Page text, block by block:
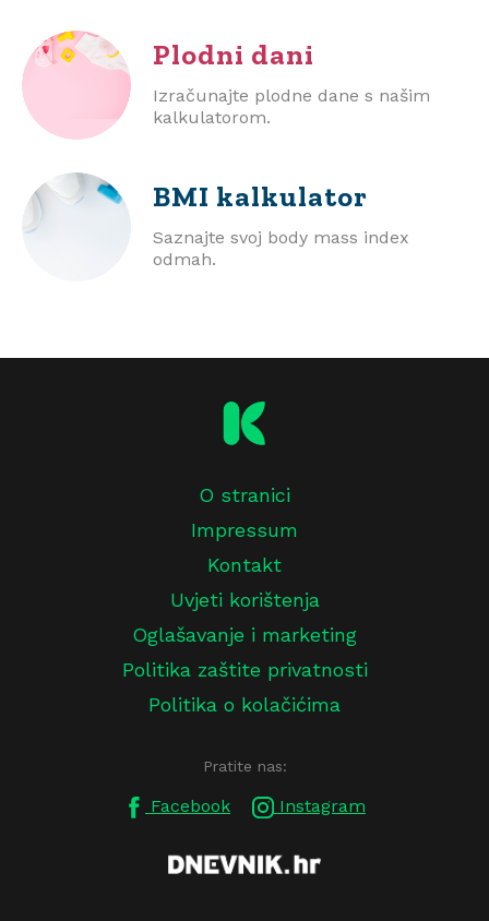
Plodni dani
Izračunajte plodne dane s našim
kalkulatorom.
BMI kalkulator
Saznajte svoj body mass index
odmah.
O stranici
Impressum
Kontakt
Uvjeti korištenja
Oglašavanje i marketing
Politika zaštite privatnosti
Politika o kolačićima
Pratite nas:
Facebook Instagram